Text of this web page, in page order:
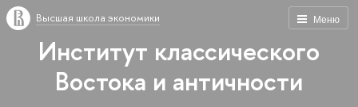
Меню
Высшая школа экономики
Институт классического
Востока и античности